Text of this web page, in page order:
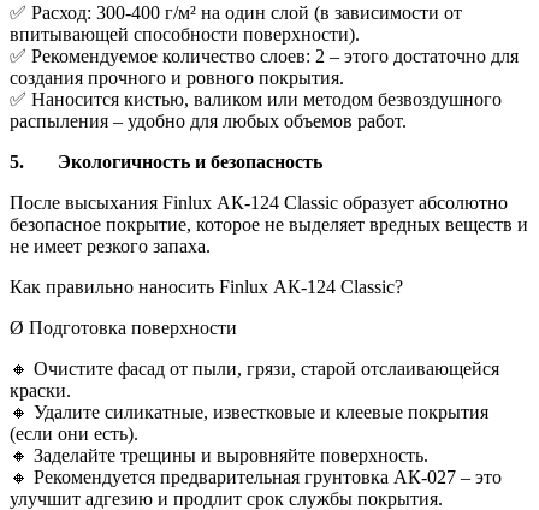
✅ Расход: 300-400 г/м² на один слой (в зависимости от
впитывающей способности поверхности).
✅ Рекомендуемое количество слоев: 2 – этого достаточно для
создания прочного и ровного покрытия.
✅ Наносится кистью, валиком или методом безвоздушного
распыления – удобно для любых объемов работ.
5.
Экологичность и безопасность
После высыхания Finlux АК-124 Classic образует абсолютно
безопасное покрытие, которое не выделяет вредных веществ и
не имеет резкого запаха.
Как правильно наносить Finlux АК-124 Classic?
Ø Подготовка поверхности
🔸 Очистите фасад от пыли, грязи, старой отслаивающейся
краски.
🔸 Удалите силикатные, известковые и клеевые покрытия
(если они есть).
🔸 Заделайте трещины и выровняйте поверхность.
🔸 Рекомендуется предварительная грунтовка АК-027 – это
улучшит адгезию и продлит срок службы покрытия.